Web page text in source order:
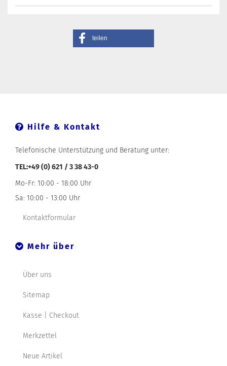
teilen
Hilfe & Kontakt
Telefonische Unterstützung und Beratung unter:
TEL:+49 (0) 621 / 3 38 43-0
Mo-Fr: 10:00 - 18:00 Uhr
Sa: 10:00 - 13:00 Uhr
Kontaktformular
Mehr über
Über uns
Sitemap
Kasse | Checkout
Merkzettel
Neue Artikel